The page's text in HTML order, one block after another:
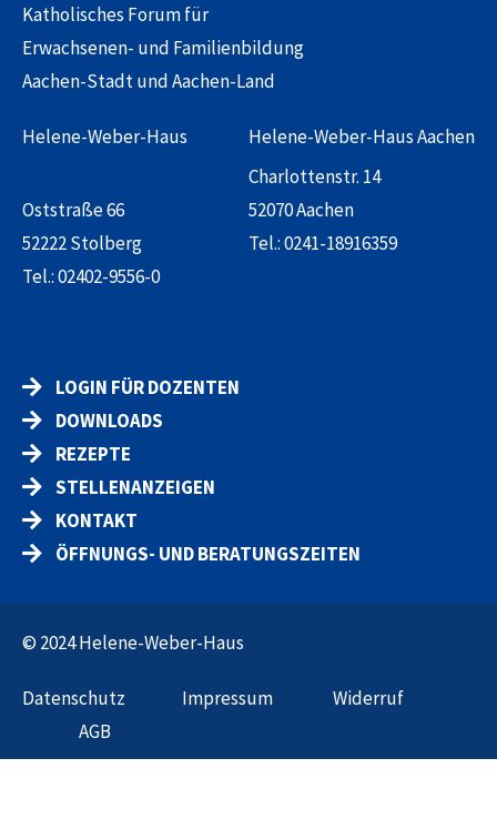
Katholisches Forum für
Erwachsenen- und Familienbildung
Aachen-Stadt und Aachen-Land
Helene-Weber-Haus
Oststraße 66
52222 Stolberg
Tel.:02402-9556-0
Helene-Weber-Haus Aachen
Charlottenstr. 14
52070 Aachen
Tel.:0241-18916359
LOGIN FÜR DOZENTEN
DOWNLOADS
REZEPTE
STELLENANZEIGEN
KONTAKT
ÖFFNUNGS- UND BERATUNGSZEITEN
© 2024 Helene-Weber-Haus
Datenschutz Impressum
Widerruf
AGB